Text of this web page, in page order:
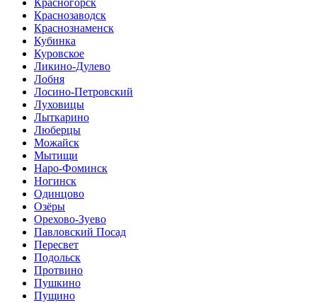
Краснозаводск
Краснознаменск
Кубинка
Куровское
Ликино-Дулево
Лобня
Лосино-Петровский
Луховицы
Лыткарино
Люберцы
Можайск
Мытищи
Наро-Фоминск
Ногинск
Одинцово
Озёры
Орехово-Зуево
Павловский Посад
Пересвет
Подольск
Протвино
Пушкино
Пущино